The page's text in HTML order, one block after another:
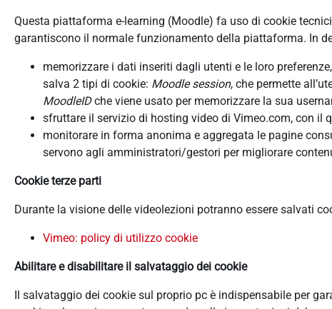
Questa piattaforma e-learning (Moodle) fa uso di cookie
garantiscono il normale funzionamento della piattaforma. In
memorizzare i dati inseriti dagli utenti e le loro
salva 2 tipi di cookie: Moodle session, che permette
MoodleIDche viene usato per memorizzare la sua
sfruttare il servizio di hosting video di Vimeo.com, con il
monitorare in forma anonima e aggregata le pagine
servono agli amministratori/gestori per migliorare
Cookie terze parti
Durante la visione delle videolezioni potranno essere salvati
Vimeo: policy di utilizzo cookie
Abilitare e disabilitare il salvataggio dei cookie
Il salvataggio dei cookie sul proprio pc è indispensabile per